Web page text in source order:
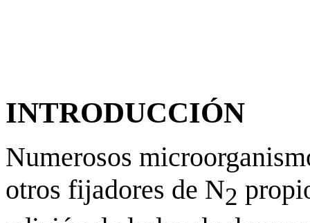
INTRODUCCIÓN
Numerosos
otros fijadores de N2